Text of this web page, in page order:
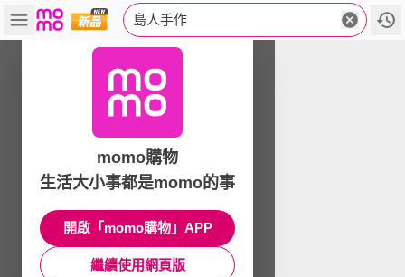
島人手作
momo購物
生活大小事都是momo的事
開啟「momo購物」APP
繼續使用網頁版